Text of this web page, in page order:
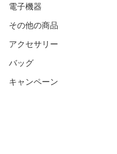
電子機器
その他の商品
アクセサリー
バッグ
キャンペーン